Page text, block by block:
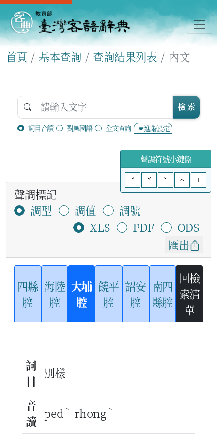
首頁 基本查詢 查詢結果列表 內文
詞目音讀 對應國語 全文查詢 進階設定
檢 索
聲調符號小鍵盤
ˊ
ˇ ˋ ^ +
聲調標記
調型
調值
調號
XLS
PDF
ODS
匯出
四縣
腔
海陸
腔
大埔
腔
饒平
腔
詔安
腔
南四
縣腔
回檢
索清
單
詞
目
別樣
音
讀
ped ˋ rhong ˋ